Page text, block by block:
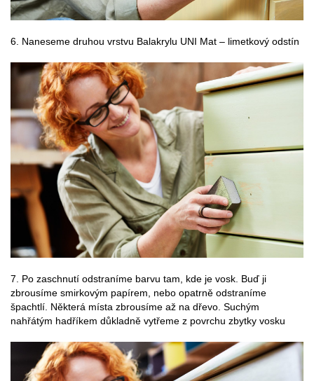
6. Naneseme druhou vrstvu Balakrylu UNI Mat – limetkový odstín
7. Po zaschnutí odstraníme barvu tam, kde je vosk. Buď ji
zbrousíme smirkovým papírem, nebo opatrně odstraníme
špachtlí. Některá místa zbrousíme až na dřevo. Suchým
nahřátým hadříkem důkladně vytřeme z povrchu zbytky vosku